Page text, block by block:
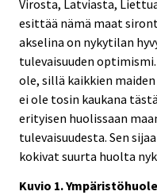
Virosta, Latviasta,
esittää nämä maat
akselina on nykytilan
tulevaisuuden
ole, sillä kaikkien
ei ole tosin kaukana
erityisen huolissaan
tulevaisuudesta. Sen
kokivat suurta huolta
Kuvio 1.